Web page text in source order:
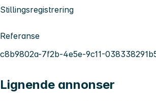
Stillingsregistrering
Referanse
c8b9802a-7f2b-4e5e-9c11-
Lignende annonser